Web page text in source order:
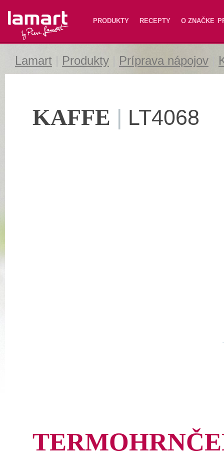
Lamart PRODUKTY RECEPTY O ZNAČKE
Lamart Produkty Príprava nápojov
KAFFE | LT4068